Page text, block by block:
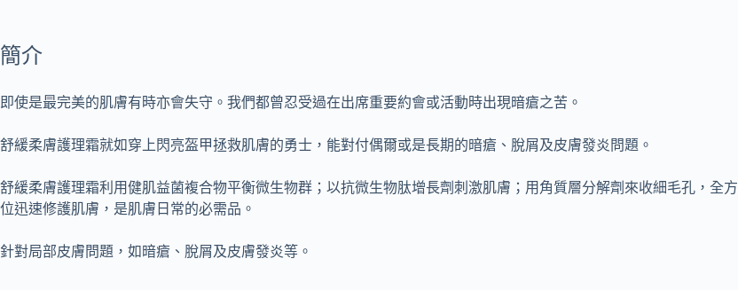
簡介
即使是最完美的肌膚有時亦會失守。我們都曾忍受過在出席重要約會或活動時出現暗瘡之苦。
舒緩柔膚護理霜就如穿上閃亮盔甲拯救肌膚的勇士，能對付偶爾或是長期的暗瘡、脫屑及皮膚發炎問題。
舒緩柔膚護理霜利用健肌益菌複合物平衡微生物群；以抗微生物肽增長劑刺激肌膚；用角質層分解劑來收細毛孔，全方
位迅速修護肌膚，是肌膚日常的必需品。
針對局部皮膚問題，如暗瘡、脫屑及皮膚發炎等。